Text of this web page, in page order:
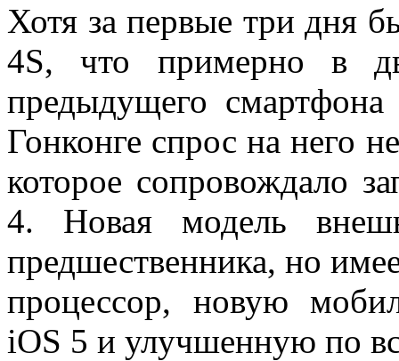
Хотя за первые три дня
4S, что примерно в
предыдущего
Гонконге спрос на него
которое сопровождало
4. Новая модель
предшественника, но
процессор, новую
iOS 5 и улучшенную по